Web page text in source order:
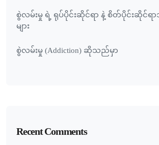
စွဲလမ်းမှု ရဲ့ ရုပ်ပိုင်းဆိုင်ရာ နဲ့ စိတ်ပိုင်းဆိုင်
များ
စွဲလမ်းမှု (Addiction) ဆိုသည်မှာ
Recent Comments